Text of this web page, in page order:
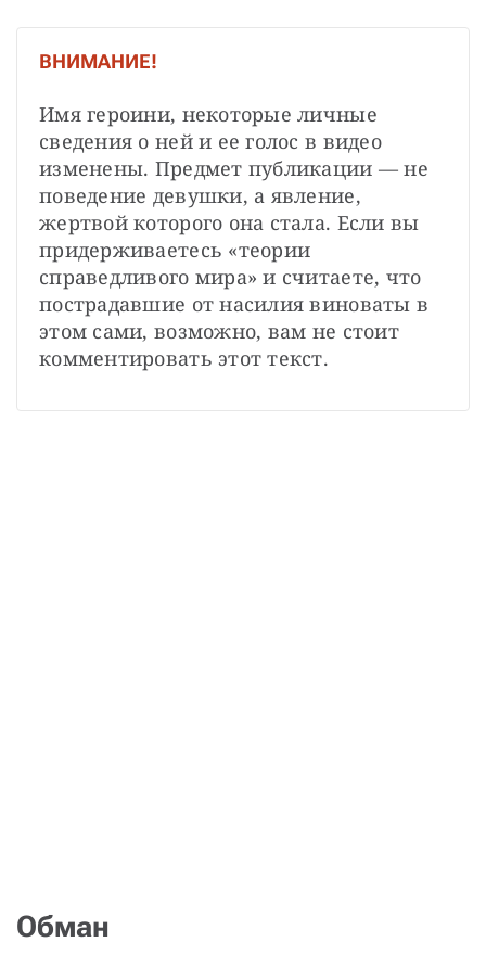
ВНИМАНИЕ!
Имя героини, некоторые личные
сведения о ней и ее голос в видео
изменены. Предмет публикации — не
поведение девушки, а явление,
жертвой которого она стала. Если вы
придерживаетесь «теории
справедливого мира» и считаете, что
пострадавшие от насилия виноваты в
этом сами, возможно, вам не стоит
комментировать этот текст.
Обман